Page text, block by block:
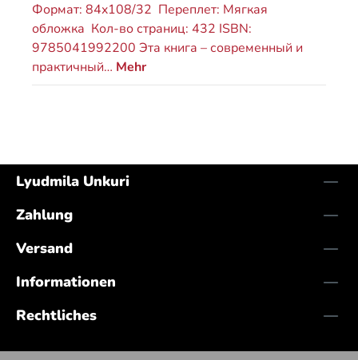
Формат: 84x108/32 Переплет: Мягкая
обложка Кол-во страниц: 432 ISBN:
9785041992200 Эта книга – современный и
практичный… Mehr
Lyudmila Unkuri
Zahlung
Versand
Informationen
Rechtliches